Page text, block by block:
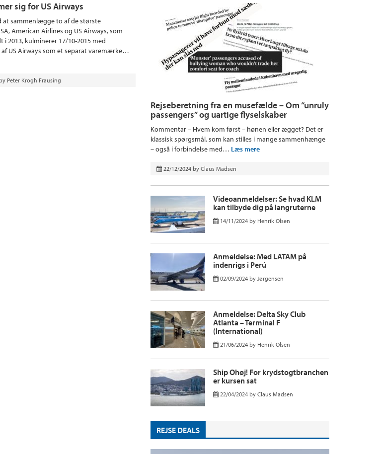
sig for US Airways
at sammenlægge to af de største
American Airlines og US Airways, som
i 2013, kulminerer 17/10-2015 med
US Airways som et separat varemærke…
Peter Krogh Frausing
Rejseberetning fra en musefælde – Om “unruly
passengers” og uartige flyselskaber
Kommentar – Hvem kom først – hønen eller ægget? Det er
klassisk spørgsmål, som kan stilles i mange sammenhænge
– også i forbindelse med… Læs mere
22/12/2024 by Claus Madsen
Videoanmeldelser: Se hvad KLM
kan tilbyde dig på langruterne
14/11/2024 by Henrik Olsen
Anmeldelse: Med LATAM på
indenrigs i Perú
02/09/2024 by Jørgensen
Anmeldelse: Delta Sky Club
Atlanta – Terminal F
(International)
21/06/2024 by Henrik Olsen
Ship Ohøj! For krydstogtbranchen
er kursen sat
22/04/2024 by Claus Madsen
REJSE DEALS